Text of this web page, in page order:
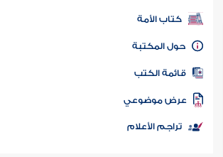
كتب PDF
كتاب الأمة
المكتبة
الكتب
موضوعي